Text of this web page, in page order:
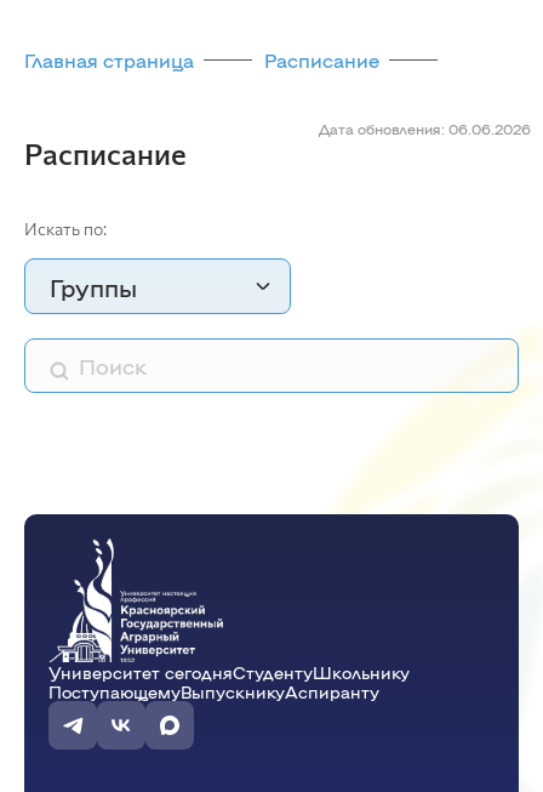
Главная страница Расписание
Дата обновления: 06.06.2026
Расписание
Искать по:
Группы
Университет сегодняСтудентуШкольнику
ПоступающемуВыпускникуАспиранту